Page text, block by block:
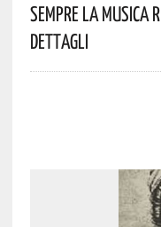
Sempre La Musica
Dettagli